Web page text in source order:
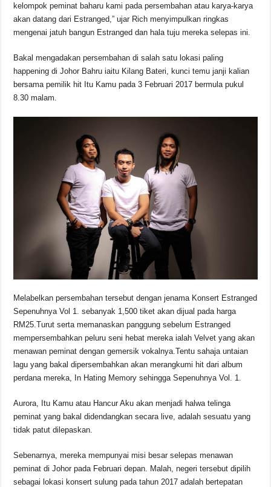
kelompok peminat baharu kami pada persembahan atau karya-karya
akan datang dari Estranged,” ujar Rich menyimpulkan ringkas
mengenai jatuh bangun Estranged dan hala tuju mereka selepas ini.
Bakal mengadakan persembahan di salah satu lokasi paling
happening di Johor Bahru iaitu Kilang Bateri, kunci temu janji kalian
bersama pemilik hit Itu Kamu pada 3 Februari 2017 bermula pukul
8.30 malam.
Melabelkan persembahan tersebut dengan jenama Konsert Estranged
Sepenuhnya Vol 1. sebanyak 1,500 tiket akan dijual pada harga
RM25.Turut serta memanaskan panggung sebelum Estranged
mempersembahkan peluru seni hebat mereka ialah Velvet yang akan
menawan peminat dengan gemersik vokalnya.Tentu sahaja untaian
lagu yang bakal dipersembahkan akan merangkumi hit dari album
perdana mereka, In Hating Memory sehingga Sepenuhnya Vol. 1.
Aurora, Itu Kamu atau Hancur Aku akan menjadi halwa telinga
peminat yang bakal didendangkan secara live, adalah sesuatu yang
tidak patut dilepaskan.
Sebenarnya, mereka mempunyai misi besar selepas menawan
peminat di Johor pada Februari depan. Malah, negeri tersebut dipilih
sebagai lokasi konsert sulung pada tahun 2017 adalah bertepatan